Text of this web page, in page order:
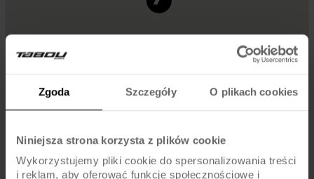
Zgoda Szczegóły O plikach cookies
Niniejsza strona korzysta z plików cookie
Wykorzystujemy pliki cookie do spersonalizowania treści
i reklam, aby oferować funkcje społecznościowe i